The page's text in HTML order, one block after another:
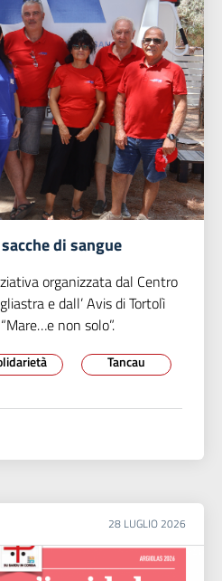
di sangue
organizzata dal Centro
e dall’ Avis di Tortolì
non solo”.
Tancau
28 LUGLIO 2026